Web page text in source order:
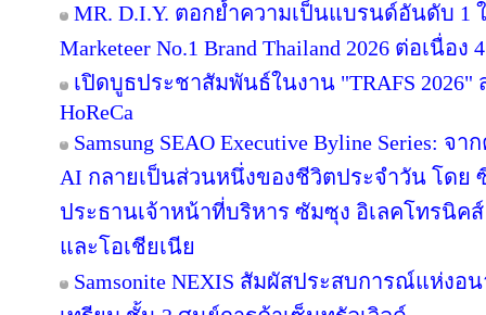
MR. D.I.Y. ตอกย้ำความเป็นแบรนด์อันดับ 1
Marketeer No.1 Brand Thailand 2026 ต่อเนื่อง
เปิดบูธประชาสัมพันธ์ในงาน "TRAFS
HoReCa
Samsung SEAO Executive Byline Series:
AI กลายเป็นส่วนหนึ่งของชีวิตประจำวัน โดย
ประธานเจ้าหน้าที่บริหาร ซัมซุง อิเลคโทรนิค
และโอเชียเนีย
Samsonite NEXIS สัมผัสประสบการณ์แห่ง